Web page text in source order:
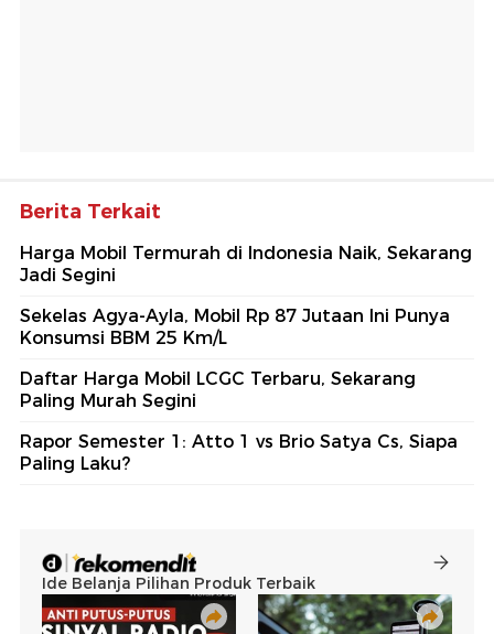
Berita Terkait
Harga Mobil Termurah di Indonesia Naik, Sekarang
Jadi Segini
Sekelas Agya-Ayla, Mobil Rp 87 Jutaan Ini Punya
Konsumsi BBM 25 Km/L
Daftar Harga Mobil LCGC Terbaru, Sekarang
Paling Murah Segini
Rapor Semester 1: Atto 1 vs Brio Satya Cs, Siapa
Paling Laku?